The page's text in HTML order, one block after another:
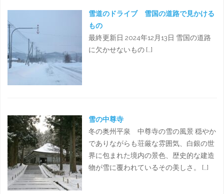
雪道のドライブ 雪国の道路で見かける
もの
最終更新日 2024年12月13日 雪国の道路
に欠かせないもの […]
雪の中尊寺
冬の奥州平泉 中尊寺の雪の風景 穏やか
でありながらも荘厳な雰囲気、白銀の世
界に包まれた境内の景色、歴史的な建造
物が雪に覆われているその美しさ。 […]